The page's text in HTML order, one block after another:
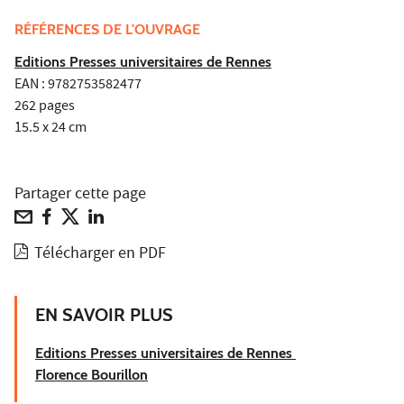
RÉFÉRENCES DE L'OUVRAGE
Editions Presses universitaires de Rennes
EAN : 9782753582477
262 pages
15.5 x 24 cm
Partager cette page
Télécharger en PDF
EN SAVOIR PLUS
Editions Presses universitaires de Rennes
Florence Bourillon